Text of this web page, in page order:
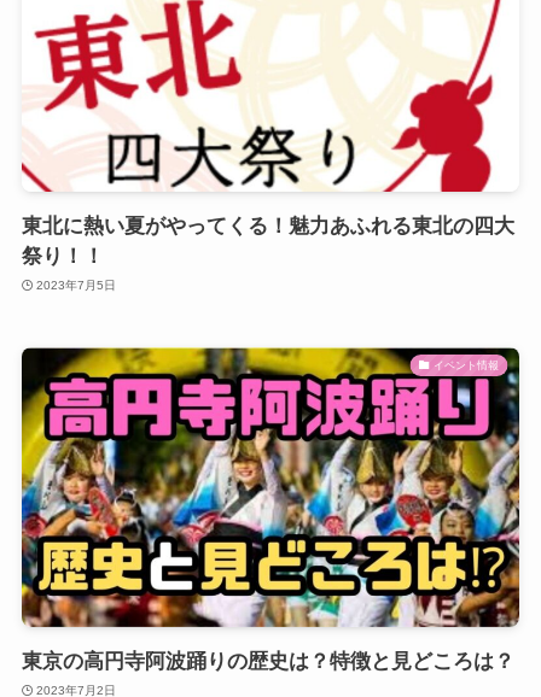
東北に熱い夏がやってくる！魅力あふれる東北の四大
祭り！！
2023年7月5日
イベント情報
東京の高円寺阿波踊りの歴史は？特徴と見どころは？
2023年7月2日